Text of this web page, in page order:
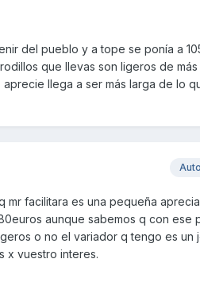
del pueblo y a tope se ponía a
que llevas son ligeros de más
llega a ser más larga de lo
mr facilitara es una pequeña
aunque sabemos q con ese
o no el variador q tengo es un
x vuestro interes.